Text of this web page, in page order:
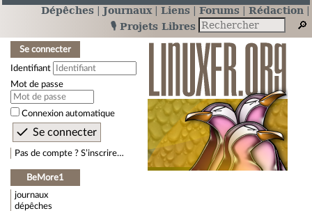
Dépêches Journaux Liens Forums
Rédaction
🎙️ Projets Libres
Se connecter
Identifiant
Mot de passe
Connexion automatique
Pas de compte ? S’inscrire…
BeMore1
journaux
dépêches